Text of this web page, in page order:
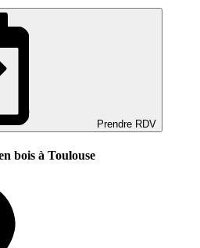
Prendre RDV
bois à Toulouse